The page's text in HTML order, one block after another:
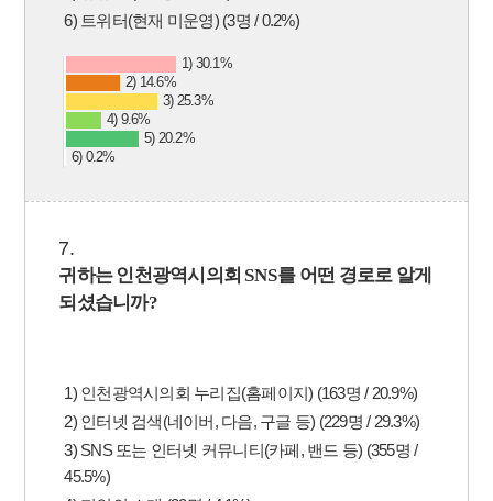
6) 트위터(현재 미운영) (3명 / 0.2%)
1) 30.1%
2) 14.6%
3) 25.3%
4) 9.6%
5) 20.2%
6) 0.2%
7.
귀하는 인천광역시의회 SNS를 어떤 경로로 알게
되셨습니까?
1) 인천광역시의회 누리집(홈페이지) (163명 / 20.9%)
2) 인터넷 검색(네이버, 다음, 구글 등) (229명 / 29.3%)
3) SNS 또는 인터넷 커뮤니티(카페, 밴드 등) (355명 /
45.5%)